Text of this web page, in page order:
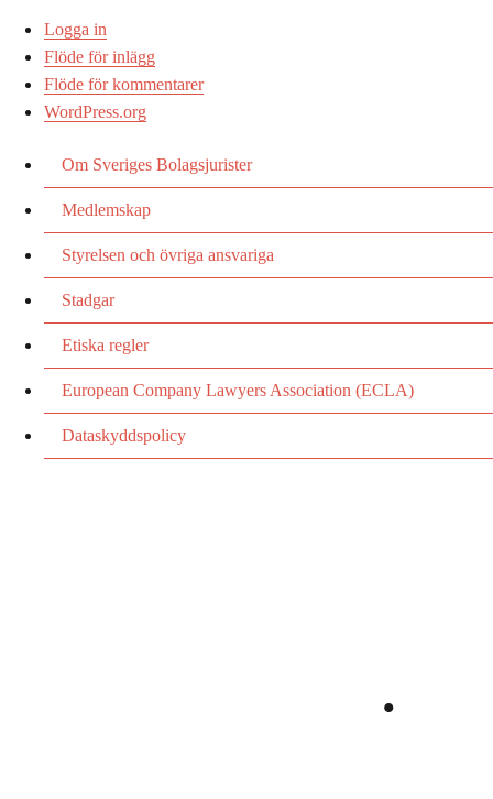
Logga in
Flöde för inlägg
Flöde för kommentarer
WordPress.org
Om Sveriges Bolagsjurister
Medlemskap
Styrelsen och övriga ansvariga
Stadgar
Etiska regler
European Company Lawyers Association (ECLA)
Dataskyddspolicy
.